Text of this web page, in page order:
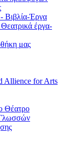
Βιβλία-Έργα
Θεατρικά έργα-
μας
Allience for Arts
Θέατρο